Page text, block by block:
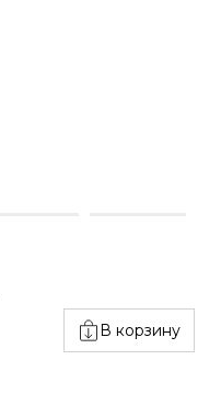
В корзину